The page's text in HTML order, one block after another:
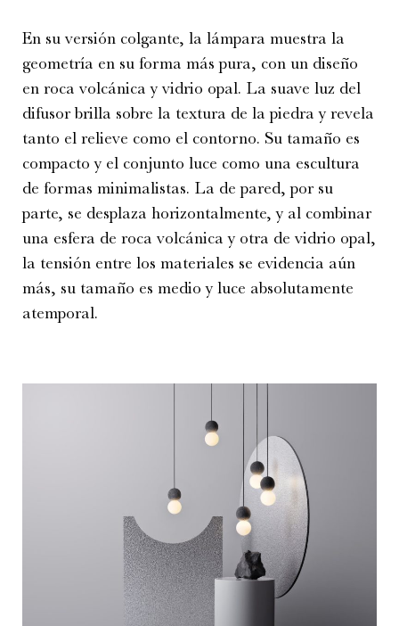
En su versión colgante, la lámpara muestra la
geometría en su forma más pura, con un diseño
en roca volcánica y vidrio opal. La suave luz del
difusor brilla sobre la textura de la piedra y revela
tanto el relieve como el contorno. Su tamaño es
compacto y el conjunto luce como una escultura
de formas minimalistas. La de pared, por su
parte, se desplaza horizontalmente, y al combinar
una esfera de roca volcánica y otra de vidrio opal,
la tensión entre los materiales se evidencia aún
más, su tamaño es medio y luce absolutamente
atemporal.